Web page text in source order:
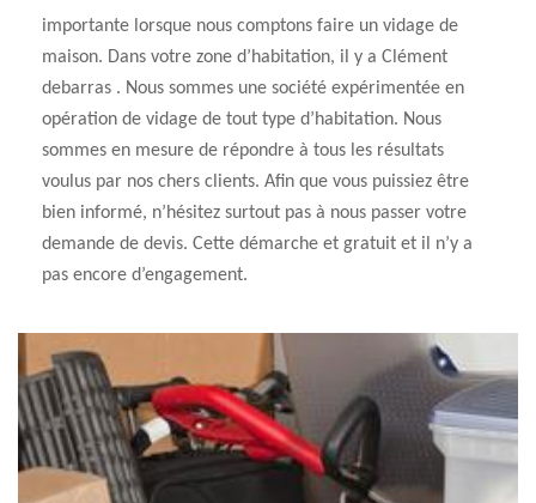
importante lorsque nous comptons faire un vidage de
maison. Dans votre zone d’habitation, il y a Clément
debarras . Nous sommes une société expérimentée en
opération de vidage de tout type d’habitation. Nous
sommes en mesure de répondre à tous les résultats
voulus par nos chers clients. Afin que vous puissiez être
bien informé, n’hésitez surtout pas à nous passer votre
demande de devis. Cette démarche et gratuit et il n’y a
pas encore d’engagement.